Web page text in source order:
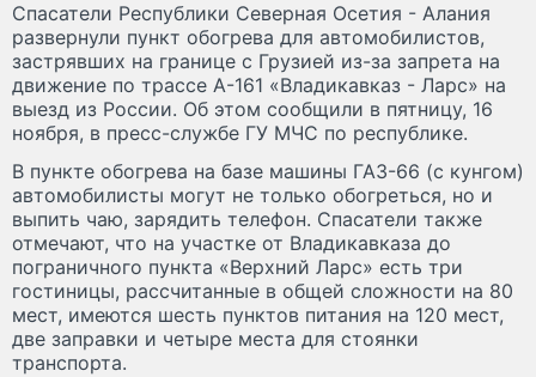
Спасатели Республики Северная Осетия - Алания
развернули пункт обогрева для автомобилистов,
застрявших на границе с Грузией из-за запрета на
движение по трассе А-161 «Владикавказ - Ларс» на
выезд из России. Об этом сообщили в пятницу, 16
ноября, в пресс-службе ГУ МЧС по республике.
В пункте обогрева на базе машины ГАЗ-66 (с кунгом)
автомобилисты могут не только обогреться, но и
выпить чаю, зарядить телефон. Спасатели также
отмечают, что на участке от Владикавказа до
пограничного пункта «Верхний Ларс» есть три
гостиницы, рассчитанные в общей сложности на 80
мест, имеются шесть пунктов питания на 120 мест,
две заправки и четыре места для стоянки
транспорта.